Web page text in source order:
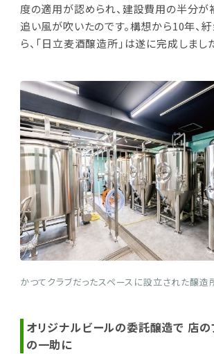
度の適用が認められ、建設費用の半分が
追い風が吹いたのです。構想から10年、
ら、「日立麦酒醸造所」は遂に完成しまし
かつてクラブだったスペースに設立された醸造
オリジナルビールの委託醸造で 店
の一助に